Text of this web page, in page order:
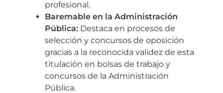
profesional.
Baremable en la Administración
Pública: Destaca en procesos de
selección y concursos de oposición
gracias a la reconocida validez de esta
titulación en bolsas de trabajo y
concursos de la Administración
Pública.